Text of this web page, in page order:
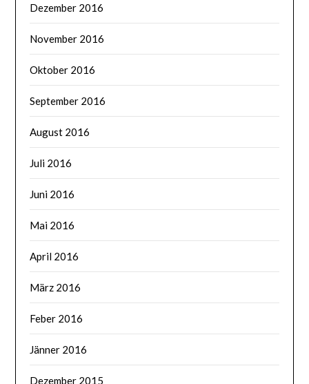
Dezember 2016
November 2016
Oktober 2016
September 2016
August 2016
Juli 2016
Juni 2016
Mai 2016
April 2016
März 2016
Feber 2016
Jänner 2016
Dezember 2015